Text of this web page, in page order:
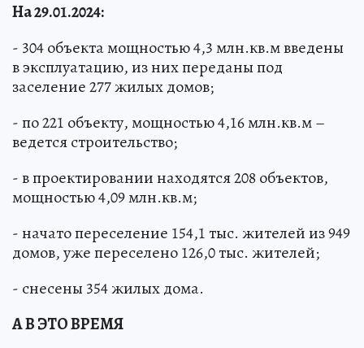
На 29.01.2024:
- 304 объекта мощностью 4,3 млн.кв.м введены
в эксплуатацию, из них переданы под
заселение 277 жилых домов;
- по 221 объекту, мощностью 4,16 млн.кв.м –
ведется строительство;
- в проектировании находятся 208 объектов,
мощностью 4,09 млн.кв.м;
- начато переселение 154,1 тыс. жителей из 949
домов, уже переселено 126,0 тыс. жителей;
- снесены 354 жилых дома.
А В ЭТО ВРЕМЯ